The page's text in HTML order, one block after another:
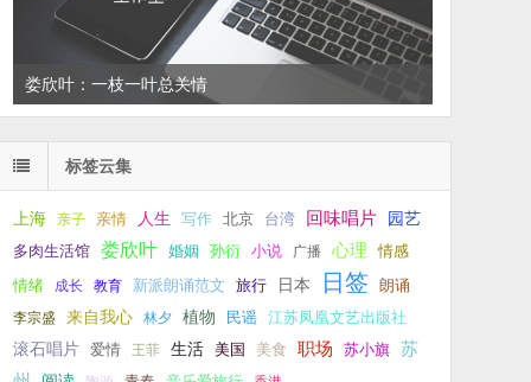
娄欣叶：一枝一叶总关情
左叔：一生中还有多少个你
标签云集
上海 亲子 亲情 人生 写作 北京 台湾 回味唱片 园艺
多肉生活馆 娄欣叶 婚姻 孙衍 小说 广播 心理 情感
情绪 成长 教育 新派朗诵范文 旅行 日本 日签 朗诵
李宗盛 来自我心 林夕 植物 民谣
江苏凤凰文艺出版社
滚石唱片
爱情 王菲 生活 美国 美食 职场 苏小旗
苏